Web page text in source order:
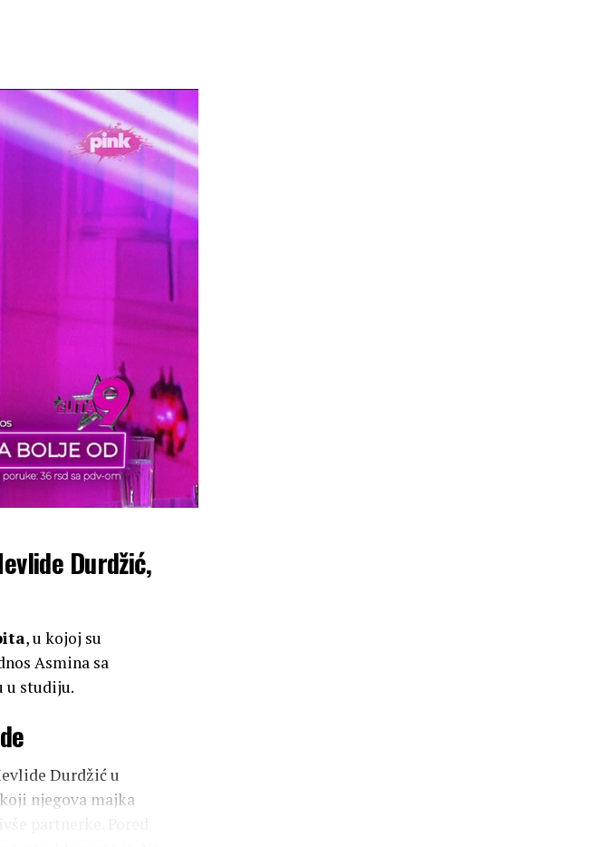
Durdžić,
, u kojoj su
Asmina sa
u studiju.
Durdžić u
njegova majka